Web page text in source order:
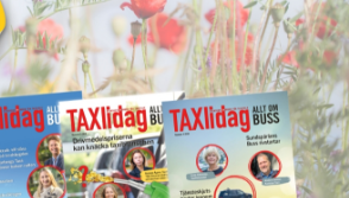
NYHETER 10 juni 2026
Nytt taxibolag i Borlänge
NYHETER 10 juni 2026